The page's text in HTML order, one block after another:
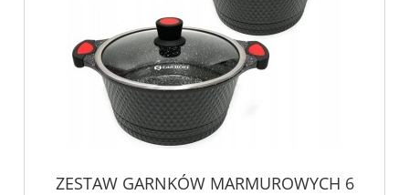
ZESTAW GARNKÓW MARMUROWYCH 6